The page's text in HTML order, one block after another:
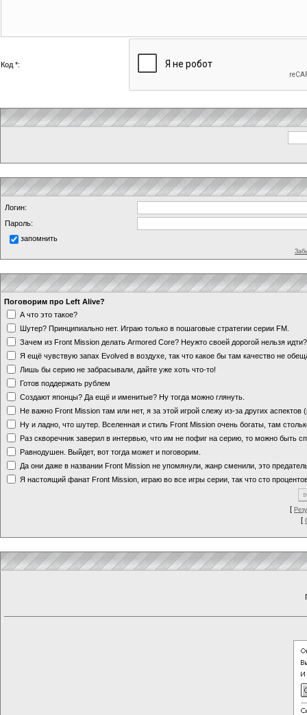
Код *:
Логин:
Пароль:
запомнить
Поговорим про Left Alive?
А что это такое?
Шутер? Принципиально нет. Играю только в пошаговые стратегии серии FM.
Зачем из Front Mission делать Armored Core? Неужто своей дорогой нельзя
Я ещё чувствую запах Evolved в воздухе, так что какое бы там качество не
Лишь бы серию не забрасывали, дайте уже хоть что-то!
Готов поддержать рублем
Создают японцы? Да ещё и именитые? Ну тогда можно глянуть.
Не важно Front Mission там или нет, я за этой игрой слежу из-за других аспектов
Ну и ладно, что шутер. Вселенная и стиль Front Mission очень богаты, там
Раз скворечник заверил в интервью, что им не пофиг на серию, то можно быть
Равнодушен. Выйдет, вот тогда может и поговорим.
Да они даже в названии Front Mission не упомянули, жанр сменили, это
Я настоящий фанат Front Mission, играю во все игры серии, так что сто
[
[